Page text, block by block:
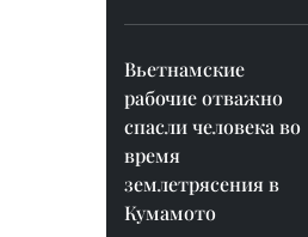
Вьетнамские
рабочие отважно
спасли человека во
время
землетрясения в
Кумамото